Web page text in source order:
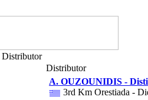
Distributor
Distributor
A. OUZOUNIDIS -
3rd Km Orestiada -